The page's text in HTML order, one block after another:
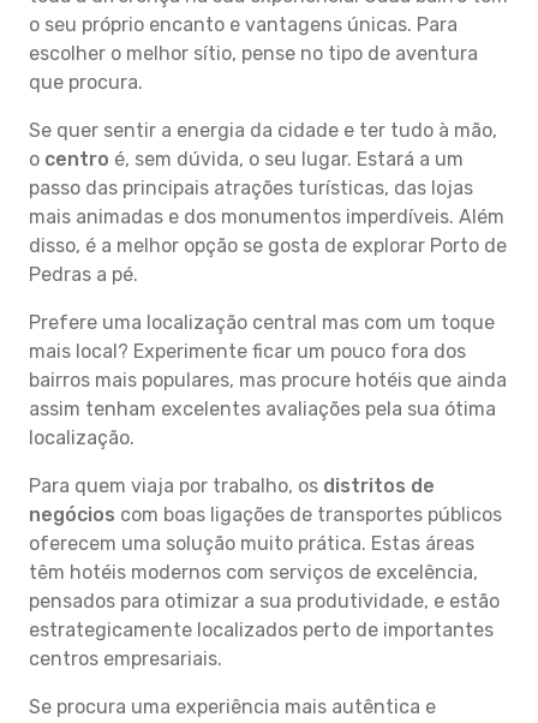
o seu próprio encanto e vantagens únicas. Para
escolher o melhor sítio, pense no tipo de aventura
que procura.
Se quer sentir a energia da cidade e ter tudo à mão,
o centro é, sem dúvida, o seu lugar. Estará a um
passo das principais atrações turísticas, das lojas
mais animadas e dos monumentos imperdíveis. Além
disso, é a melhor opção se gosta de explorar Porto de
Pedras a pé.
Prefere uma localização central mas com um toque
mais local? Experimente ficar um pouco fora dos
bairros mais populares, mas procure hotéis que ainda
assim tenham excelentes avaliações pela sua ótima
localização.
Para quem viaja por trabalho, os distritos de
negócios com boas ligações de transportes públicos
oferecem uma solução muito prática. Estas áreas
têm hotéis modernos com serviços de excelência,
pensados para otimizar a sua produtividade, e estão
estrategicamente localizados perto de importantes
centros empresariais.
Se procura uma experiência mais autêntica e